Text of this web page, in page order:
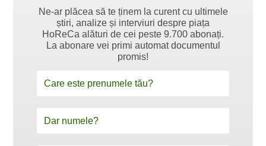
Ne-ar plăcea să te ținem la curent cu ultimele
știri, analize și interviuri despre piața
HoReCa alături de cei peste 9.700 abonați.
La abonare vei primi automat documentul
promis!